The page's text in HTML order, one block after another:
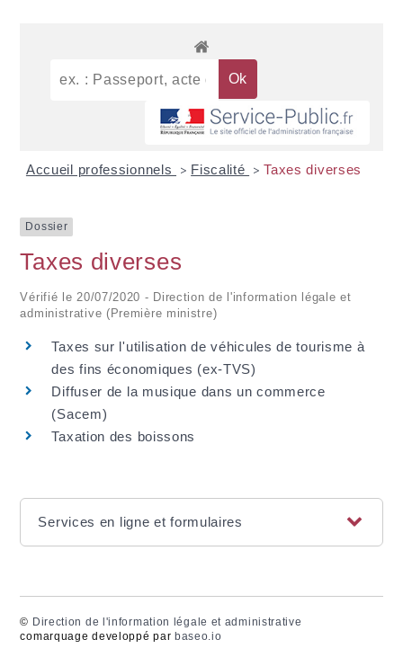
Accueil professionnels > Fiscalité > Taxes diverses
Dossier
Taxes diverses
Vérifié le 20/07/2020 - Direction de l'information légale et
administrative (Première ministre)
Taxes sur l'utilisation de véhicules de tourisme à
des fins économiques (ex-TVS)
Diffuser de la musique dans un commerce
(Sacem)
Taxation des boissons
Services en ligne et formulaires
© Direction de l'information légale et administrative
comarquage developpé par baseo.io